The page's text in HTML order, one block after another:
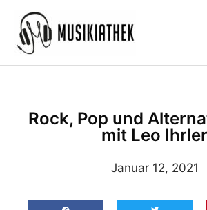
Inhalt
springen
Rock, Pop und
mit Leo Ihrler
Januar 12, 2021